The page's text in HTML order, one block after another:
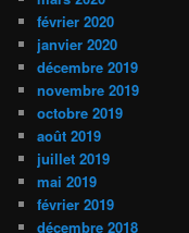
février 2020
janvier 2020
décembre 2019
novembre 2019
octobre 2019
août 2019
juillet 2019
mai 2019
février 2019
décembre 2018